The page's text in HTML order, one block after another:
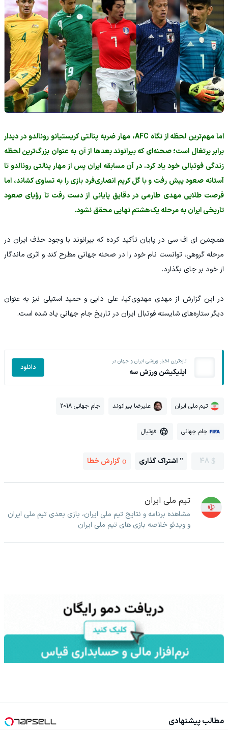
اما مهم‌ترین لحظه از نگاه AFC، مهار ضربه پنالتی کریستیانو رونالدو در دیدار
برابر پرتغال است؛ صحنه‌ای که بیرانوند بعدها از آن به عنوان بزرگ‌ترین لحظه
زندگی فوتبالی خود یاد کرد. در آن مسابقه ایران پس از مهار پنالتی رونالدو تا
آستانه صعود پیش رفت و با گل کریم انصاری‌فرد بازی را به تساوی کشاند، اما
فرصت طلایی مهدی طارمی در دقایق پایانی از دست رفت تا رؤیای صعود
تاریخی ایران به مرحله یک‌هشتم نهایی محقق نشود.
همچنین ای اف سی در پایان تأکید کرده که بیرانوند با وجود حذف ایران در
مرحله گروهی، توانست نام خود را در صحنه جهانی مطرح کند و اثری ماندگار
از خود بر جای بگذارد.
در این گزارش از مهدی مهدوی‌کیا، علی دایی و حمید استیلی نیز به عنوان
دیگر ستاره‌های شایسته فوتبال ایران در تاریخ جام جهانی یاد شده است.
تازه‌ترین اخبار ورزشی ایران و جهان در
اپلیکیشن ورزش سه دانلود
تیم ملی ایران علیرضا بیرانوند جام جهانی 2018
جام جهانی فوتبال
48 اشتراک گذاری گزارش خطا
تیم ملی ایران
مشاهده برنامه و نتایج تیم ملی ایران، بازی بعدی تیم ملی ایران
و ویدئو خلاصه بازی های تیم ملی ایران
مطالب پیشنهادی